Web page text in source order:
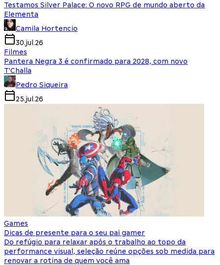
Testamos Silver Palace: O novo RPG de mundo aberto da
Elementa
Camila Hortencio
30.jul.26
Filmes
Pantera Negra 3 é confirmado para 2028, com novo
T'Challa
Pedro Siqueira
25.jul.26
Games
Dicas de presente para o seu pai gamer
Do refúgio para relaxar após o trabalho ao topo da
performance visual, seleção reúne opções sob medida para
renovar a rotina de quem você ama